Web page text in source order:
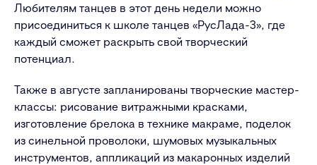
Любителям танцев в этот день недели можно
присоединиться к школе танцев «РусЛада-3», где
каждый сможет раскрыть свой творческий
потенциал.
Также в августе запланированы творческие мастер-
классы: рисование витражными красками,
изготовление брелока в технике макраме, поделок
из синельной проволоки, шумовых музыкальных
инструментов, аппликаций из макаронных изделий